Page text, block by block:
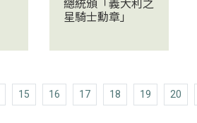
總統頒「義大利之
星騎士勳章」
15 16 17 18 19 20